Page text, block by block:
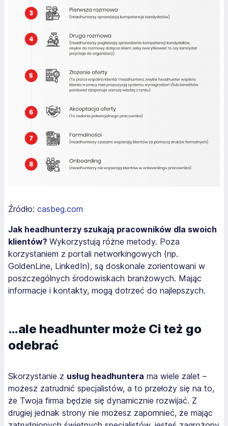
Źródło: casbeg.com
Jak headhunterzy szukają pracowników dla swoich
klientów? Wykorzystują różne metody. Poza
korzystaniem z portali networkingowych (np.
GoldenLine, LinkedIn), są doskonale zorientowani w
poszczególnych środowiskach branżowych. Mając
informacje i kontakty, mogą dotrzeć do najlepszych.
…ale headhunter może Ci też go
odebrać
Skorzystanie z usług headhuntera ma wiele zalet –
możesz zatrudnić specjalistów, a to przełoży się na to,
że Twoja firma będzie się dynamicznie rozwijać. Z
drugiej jednak strony nie możesz zapomnieć, że mając